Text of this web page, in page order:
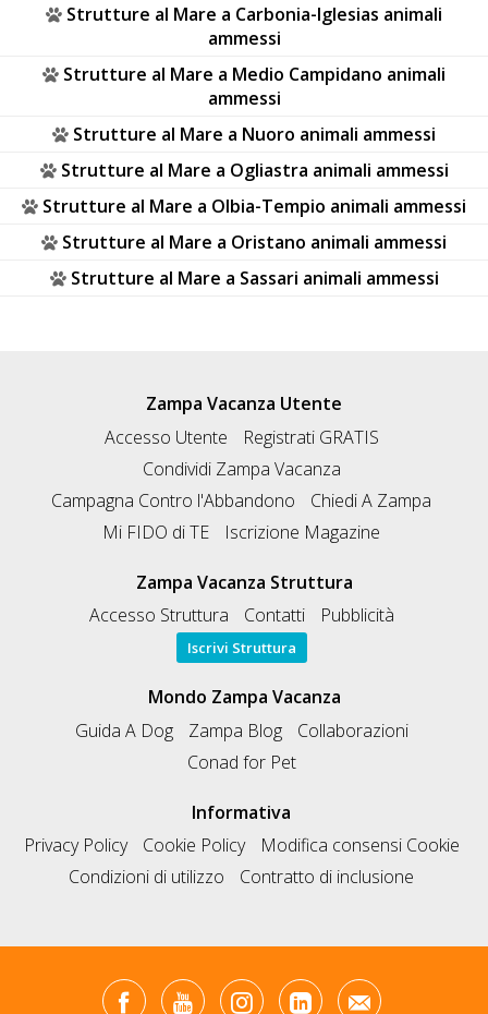
Strutture al Mare a Carbonia-Iglesias animali
ammessi
Strutture al Mare a Medio Campidano animali
ammessi
Strutture al Mare a Nuoro animali ammessi
Strutture al Mare a Ogliastra animali ammessi
Strutture al Mare a Olbia-Tempio animali ammessi
Strutture al Mare a Oristano animali ammessi
Strutture al Mare a Sassari animali ammessi
Zampa Vacanza Utente
Accesso Utente
Registrati GRATIS
Condividi Zampa Vacanza
Campagna Contro l'Abbandono
Chiedi A Zampa
Mi FIDO di TE
Iscrizione Magazine
Zampa Vacanza Struttura
Accesso Struttura
Contatti Pubblicità
Iscrivi Struttura
Mondo Zampa Vacanza
Guida A Dog
Zampa Blog
Collaborazioni
Conad for Pet
Informativa
Privacy Policy
Cookie Policy
Modifica consensi Cookie
Condizioni di utilizzo
Contratto di inclusione